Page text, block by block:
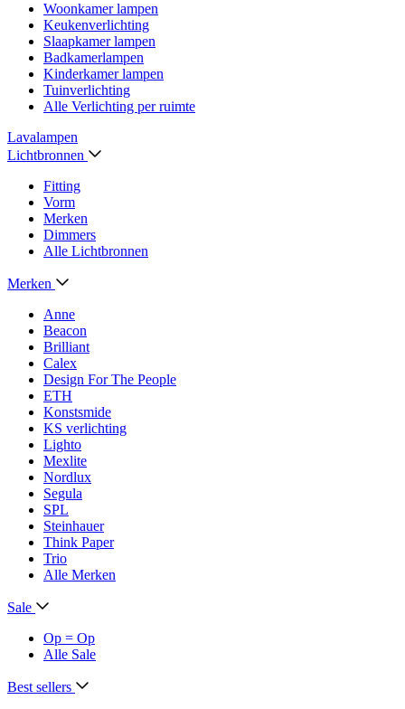
Woonkamer lampen
Keukenverlichting
Slaapkamer lampen
Badkamerlampen
Kinderkamer lampen
Tuinverlichting
Alle Verlichting per ruimte
Lavalampen
Lichtbronnen
Fitting
Vorm
Merken
Dimmers
Alle Lichtbronnen
Merken
Anne
Beacon
Brilliant
Calex
Design For The People
ETH
Konstsmide
KS verlichting
Lighto
Mexlite
Nordlux
Segula
SPL
Steinhauer
Think Paper
Trio
Alle Merken
Sale
Op = Op
Alle Sale
Best sellers